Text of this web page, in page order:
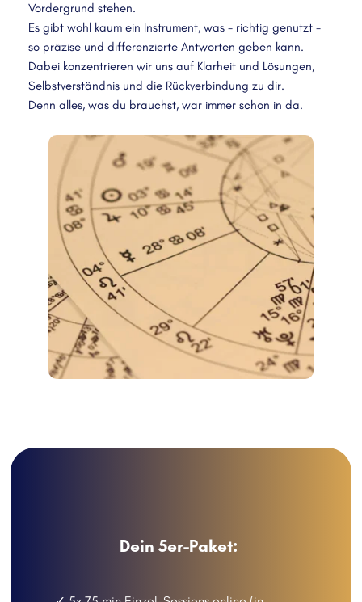
Vordergrund stehen.
Es gibt wohl kaum ein Instrument, was - richtig genutzt -
so präzise und differenzierte Antworten geben kann.
Dabei konzentrieren wir uns auf Klarheit und Lösungen,
Selbstverständnis und die Rückverbindung zu dir.
Denn alles, was du brauchst, war immer schon in da.
Dein 5er-Paket: